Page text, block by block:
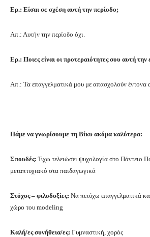
Ερ.: Είσαι σε σχέση αυτή την περίοδο;
Απ.: Αυτήν την περίοδο όχι.
Ερ.: Ποιες είναι οι προτεραιότητες σου αυτή την
Απ.: Τα επαγγελματικά μου με απασχολούν έντονα
Πάμε να γνωρίσουμε τη Βίκυ ακόμα καλύτερα:
Σπουδές: Έχω τελειώσει ψυχολογία στο Πάντειο
μεταπτυχιακό στα παιδαγωγικά
Στόχος – φιλοδοξίες: Να πετύχω επαγγελματικά
χώρο του modeling
Καλή/ες συνήθεια/ες: Γυμναστική, χορός